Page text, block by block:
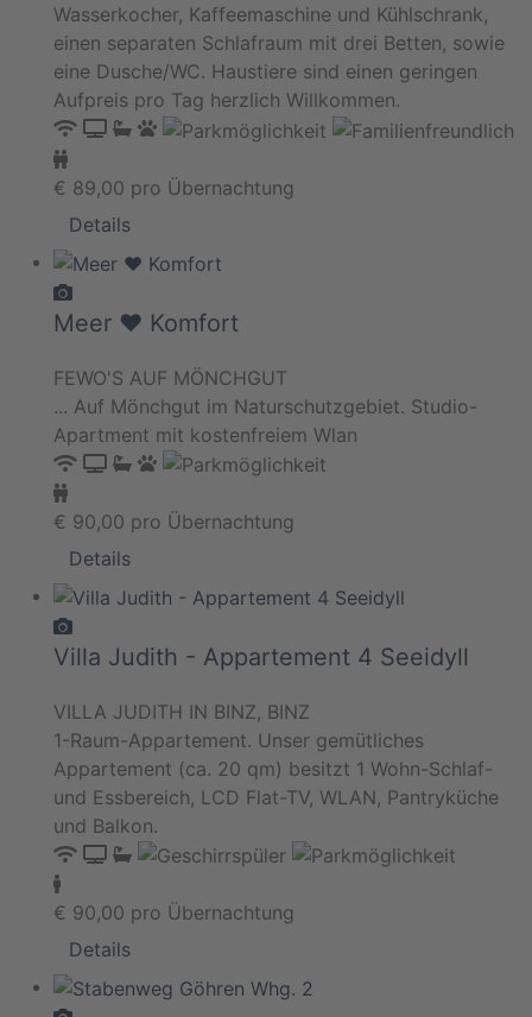
Wasserkocher, Kaffeemaschine und Kühlschrank,
einen separaten Schlafraum mit drei Betten, sowie
eine Dusche/WC. Haustiere sind einen geringen
Aufpreis pro Tag herzlich Willkommen.
€ 89,00 pro Übernachtung
Details
Meer ♥️ Komfort
FEWO'S AUF MÖNCHGUT
... Auf Mönchgut im Naturschutzgebiet. Studio-
Apartment mit kostenfreiem Wlan
€ 90,00 pro Übernachtung
Details
Villa Judith - Appartement 4 Seeidyll
VILLA JUDITH IN BINZ, BINZ
1-Raum-Appartement. Unser gemütliches
Appartement (ca. 20 qm) besitzt 1 Wohn-Schlaf-
und Essbereich, LCD Flat-TV, WLAN, Pantryküche
und Balkon.
€ 90,00 pro Übernachtung
Details